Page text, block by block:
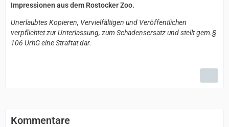
Impressionen aus dem Rostocker Zoo.
Unerlaubtes Kopieren, Vervielfältigen und Veröffentlichen
verpflichtet zur Unterlassung, zum Schadensersatz und stellt gem.§
106 UrhG eine Straftat dar.
Kommentare